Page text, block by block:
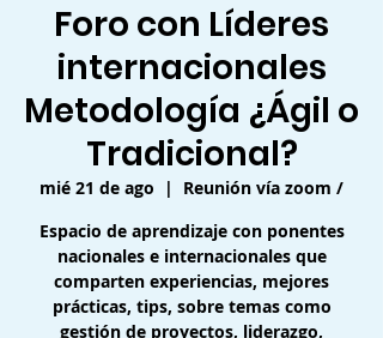
Foro con Líderes
internacionales
Metodología ¿Ágil o
Tradicional?
mié 21 de ago
  |
Reunión vía zoom /
Espacio de aprendizaje con ponentes
nacionales e internacionales que
comparten experiencias, mejores
prácticas, tips, sobre temas como
gestión de proyectos, liderazgo,